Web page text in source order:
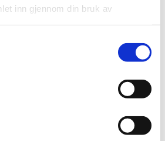
inn gjennom din bruk av
forkunnskap til dette kurset.
om våre kurs eller bestill her.